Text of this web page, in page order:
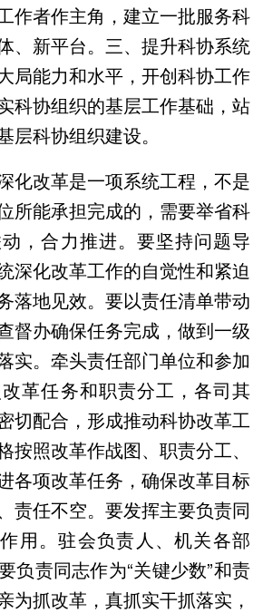
作者作主角，建立一批服务科
、新平台。三、提升科协系统
局能力和水平，开创科协工作
科协组织的基层工作基础，站
层科协组织建设。
改革是一项系统工程，不是
所能承担完成的，需要举省科
，合力推进。要坚持问题导
深化改革工作的自觉性和紧迫
落地见效。要以责任清单带动
督办确保任务完成，做到一级
实。牵头责任部门单位和参加
革任务和职责分工，各司其
切配合，形成推动科协改革工
按照改革作战图、职责分工、
各项改革任务，确保改革目标
责任不空。要发挥主要负责同
用。驻会负责人、机关各部
负责同志作为“关键少数”和责
为抓改革，真抓实干抓落实，